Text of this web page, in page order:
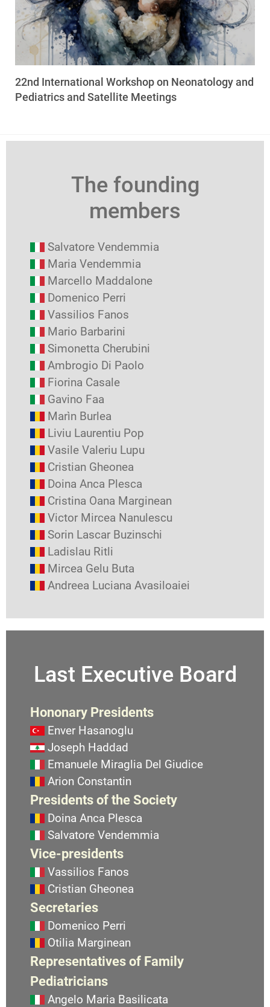
22nd International Workshop on Neonatology and
Pediatrics and Satellite Meetings
The founding
members
Salvatore Vendemmia
Maria Vendemmia
Marcello Maddalone
Domenico Perri
Vassilios Fanos
Mario Barbarini
Simonetta Cherubini
Ambrogio Di Paolo
Fiorina Casale
Gavino Faa
Marìn Burlea
Liviu Laurentiu Pop
Vasile Valeriu Lupu
Cristian Gheonea
Doina Anca Plesca
Cristina Oana Marginean
Victor Mircea Nanulescu
Sorin Lascar Buzinschi
Ladislau Ritli
Mircea Gelu Buta
Andreea Luciana Avasiloaiei
Last Executive Board
Hononary Presidents
Enver Hasanoglu
Joseph Haddad
Emanuele Miraglia Del Giudice
Arion Constantin
Presidents of the Society
Doina Anca Plesca
Salvatore Vendemmia
Vice-presidents
Vassilios Fanos
Cristian Gheonea
Secretaries
Domenico Perri
Otilia Marginean
Representatives of Family
Pediatricians
Angelo Maria Basilicata